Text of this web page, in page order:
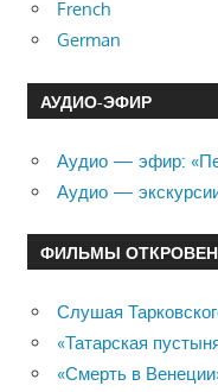
French
German
АУДИО-ЭФИР
Аудио — эфир:
Аудио —
ФИЛЬМЫ
Слушая
«Татарская
«Смерть в